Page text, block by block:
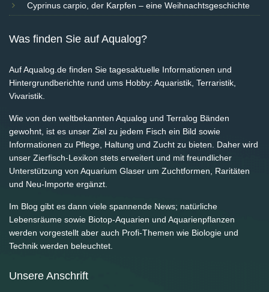
Cyprinus carpio, der Karpfen – eine Weihnachtsgeschichte
Was finden Sie auf Aqualog?
Auf Aqualog.de finden Sie tagesaktuelle Informationen und
Hintergrundberichte rund ums Hobby: Aquaristik, Terraristik,
Vivaristik.
Wie von den weltbekannten Aqualog und Terralog Bänden
gewohnt, ist es unser Ziel zu jedem Fisch ein Bild sowie
Informationen zu Pflege, Haltung und Zucht zu bieten. Daher wird
unser Zierfisch-Lexikon stets erweitert und mit freundlicher
Unterstützung von Aquarium Glaser um Zuchtformen, Raritäten
und Neu-Importe ergänzt.
Im Blog gibt es dann viele spannende News; natürliche
Lebensräume sowie Biotop-Aquarien und Aquarienpflanzen
werden vorgestellt aber auch Profi-Themen wie Biologie und
Technik werden beleuchtet.
Unsere Anschrift